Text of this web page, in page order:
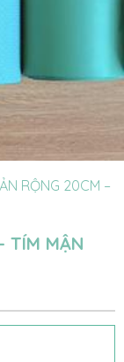
RỘNG 20CM –
TÍM MẬN